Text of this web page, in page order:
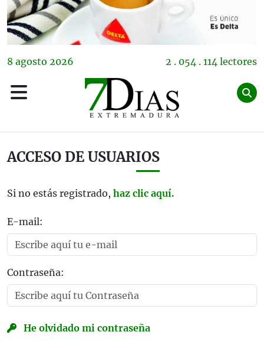
8 agosto 2026 2 . 054 . 114 lectores
ACCESO DE USUARIOS
Si no estás registrado, haz clic aquí.
E-mail:
Contraseña:
He olvidado mi contraseña